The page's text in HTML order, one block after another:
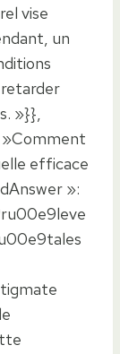
vise
un
»}},
»Comment
efficace
»: